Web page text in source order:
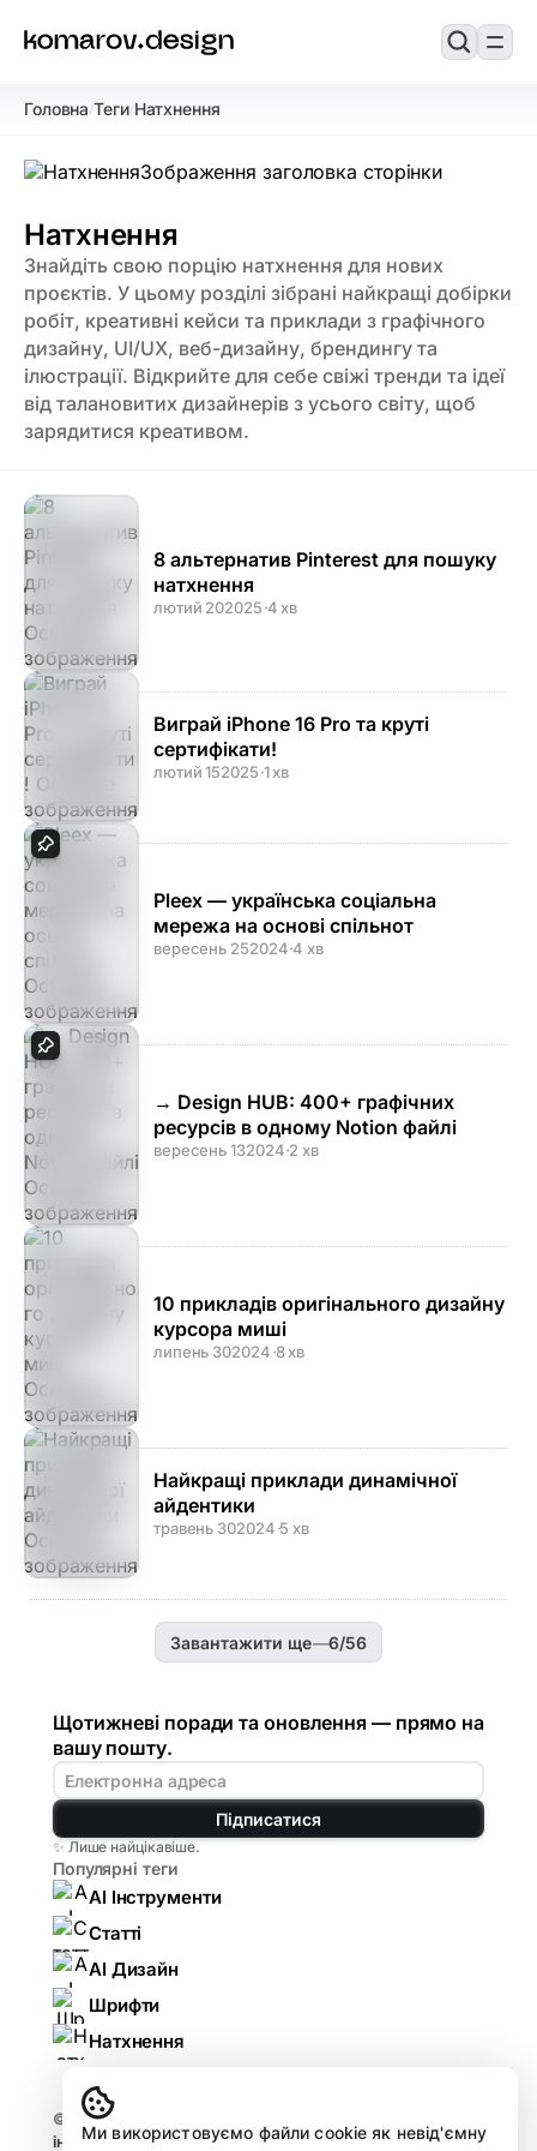
Головна/Теги/Натхнення
Натхнення
Знайдіть свою порцію натхнення для нових
проєктів. У цьому розділі зібрані найкращі добірки
робіт, креативні кейси та приклади з графічного
дизайну, UI/UX, веб-дизайну, брендингу та
ілюстрації. Відкрийте для себе свіжі тренди та ідеї
від талановитих дизайнерів з усього світу, щоб
зарядитися креативом.
8 альтернатив Pinterest для пошуку
натхнення
лютий 202025·4 хв
Виграй iPhone 16 Pro та круті
сертифікати!
лютий 152025·1 хв
Pleex — українська соціальна
мережа на основі спільнот
вересень 252024·4 хв
→ Design HUB: 400+ графічних
ресурсів в одному Notion файлі
вересень 132024·2 хв
10 прикладів оригінального дизайну
курсора миші
липень 302024·8 хв
Найкращі приклади динамічної
айдентики
травень 302024·5 хв
Завантажити ще—6/56
Щотижневі поради та оновлення — прямо на
вашу пошту.
Підписатися
✨ Лише найцікавіше.
Популярні теги
AI Інструменти
Статті
AI Дизайн
Шрифти
Натхнення
© 2026
інструменти, гайди, огляди.
Ми використовуємо файли cookie як невід'ємну